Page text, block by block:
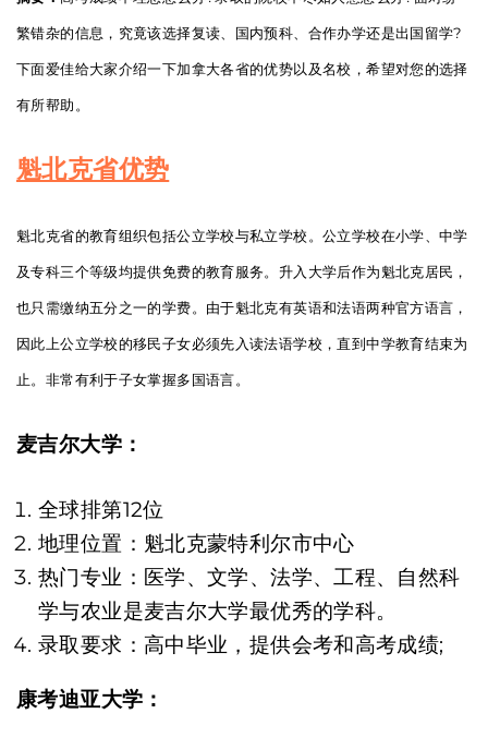
繁错杂的信息，究竟该选择复读、国内预科、合作办学还是出国留学?
下面爱佳给大家介绍一下加拿大各省的优势以及名校，希望对您的选择
有所帮助。
魁北克省优势
魁北克省的教育组织包括公立学校与私立学校。公立学校在小学、中学
及专科三个等级均提供免费的教育服务。升入大学后作为魁北克居民，
也只需缴纳五分之一的学费。由于魁北克有英语和法语两种官方语言，
因此上公立学校的移民子女必须先入读法语学校，直到中学教育结束为
止。非常有利于子女掌握多国语言。
麦吉尔大学：
全球排第12位
地理位置：魁北克蒙特利尔市中心
热门专业：医学、文学、法学、工程、自然科
学与农业是麦吉尔大学最优秀的学科。
录取要求：高中毕业，提供会考和高考成绩;
康考迪亚大学：